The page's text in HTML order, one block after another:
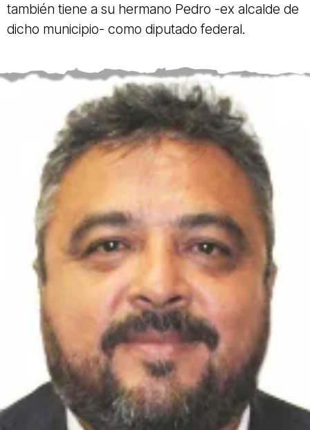
también tiene a su hermano Pedro -ex alcalde de
dicho municipio- como diputado federal.